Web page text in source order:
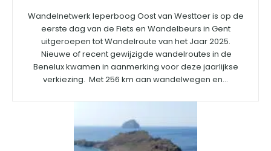
Wandelnetwerk Ieperboog Oost van Westtoer is op de
eerste dag van de Fiets en Wandelbeurs in Gent
uitgeroepen tot Wandelroute van het Jaar 2025.
Nieuwe of recent gewijzigde wandelroutes in de
Benelux kwamen in aanmerking voor deze jaarlijkse
verkiezing. Met 256 km aan wandelwegen en...